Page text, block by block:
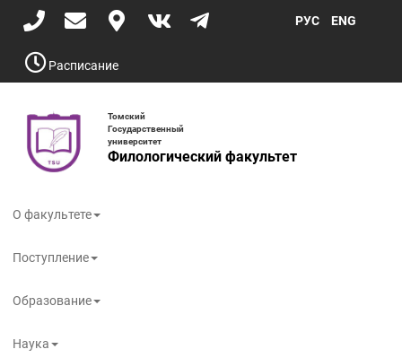
Перейти
содержаниюРасписание
РУС ENG
Томский
Государственный
университет
Филологический факультет
О факультете
Поступление
Образование
Наука